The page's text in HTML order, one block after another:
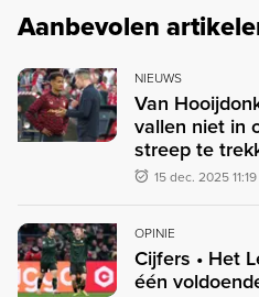
Aanbevolen
NIEUWS
Van
vallen niet in
streep te
15 dec. 2025 11:19
OPINIE
Cijfers • Het
één